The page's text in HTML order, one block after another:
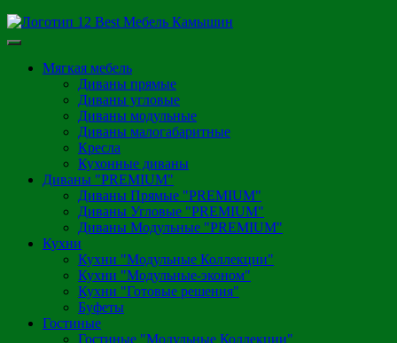
Мягкая мебель
Диваны прямые
Диваны угловые
Диваны модульные
Диваны малогабаритные
Кресла
Кухонные диваны
Диваны "PREMIUM"
Диваны Прямые "PREMIUM"
Диваны Угловые "PREMIUM"
Диваны Модульные "PREMIUM"
Кухни
Кухни "Модульные Коллекции"
Кухни "Модульные-эконом"
Кухни "Готовые решения"
Буфеты
Гостиные
Гостиные "Модульные Коллекции"